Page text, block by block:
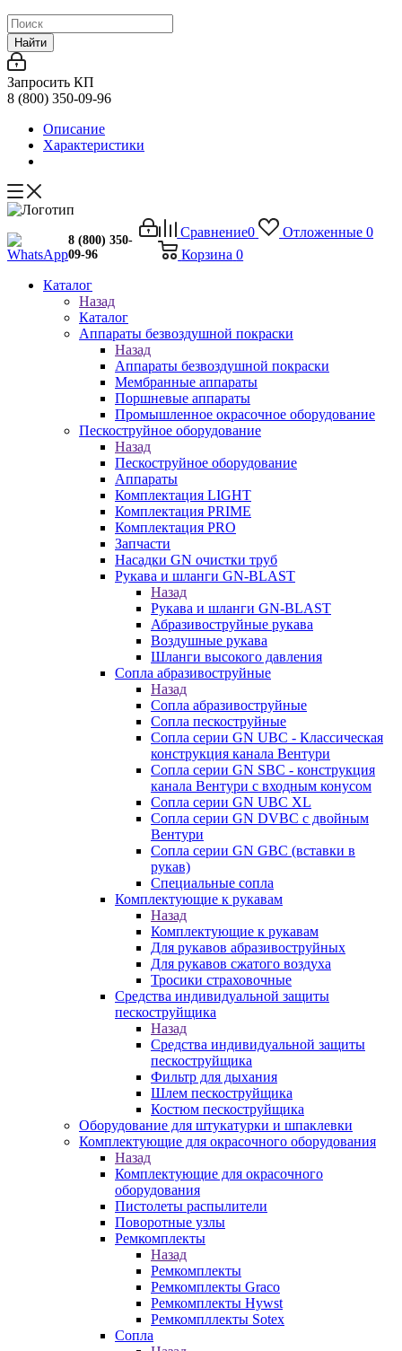
Найти
Запросить КП
8 (800) 350-09-96
Описание
Характеристики
Сравнение0 Отложенные 0
Корзина 0
8 (800) 350-
09-96
Каталог
Назад
Каталог
Аппараты безвоздушной покраски
Назад
Аппараты безвоздушной покраски
Мембранные аппараты
Поршневые аппараты
Промышленное окрасочное оборудование
Пескоструйное оборудование
Назад
Пескоструйное оборудование
Аппараты
Комплектация LIGHT
Комплектация PRIME
Комплектация PRO
Запчасти
Насадки GN очистки труб
Рукава и шланги GN-BLAST
Назад
Рукава и шланги GN-BLAST
Абразивоструйные рукава
Воздушные рукава
Шланги высокого давления
Сопла абразивоструйные
Назад
Сопла абразивоструйные
Сопла пескоструйные
Сопла серии GN UBC - Классическая
конструкция канала Вентури
Сопла серии GN SBC - конструкция
канала Вентури c входным конусом
Сопла серии GN UBC XL
Сопла серии GN DVBC с двойным
Вентури
Сопла серии GN GBC (вставки в
рукав)
Специальные сопла
Комплектующие к рукавам
Назад
Комплектующие к рукавам
Для рукавов абразивоструйных
Для рукавов сжатого воздуха
Тросики страховочные
Средства индивидуальной защиты
пескоструйщика
Назад
Средства индивидуальной защиты
пескоструйщика
Фильтр для дыхания
Шлем пескоструйщика
Костюм пескоструйщика
Оборудование для штукатурки и шпаклевки
Комплектующие для окрасочного оборудования
Назад
Комплектующие для окрасочного
оборудования
Пистолеты распылители
Поворотные узлы
Ремкомплекты
Назад
Ремкомплекты
Ремкомплекты Graco
Ремкомплекты Hywst
Ремкомпллекты Sotex
Сопла